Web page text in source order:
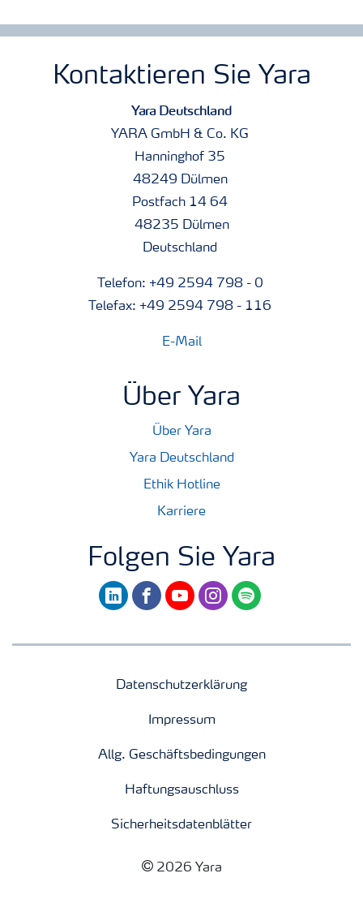
Kontaktieren Sie Yara
Yara Deutschland
YARA GmbH & Co. KG
Hanninghof 35
48249 Dülmen
Postfach 14 64
48235 Dülmen
Deutschland
Telefon: +49 2594 798 - 0
Telefax: +49 2594 798 - 116
E-Mail
Über Yara
Über Yara
Yara Deutschland
Ethik Hotline
Karriere
Folgen Sie Yara
linkedinfacebookyoutubeinstagram
spotify
Datenschutzerklärung
Impressum
Allg. Geschäftsbedingungen
Haftungsauschluss
Sicherheitsdatenblätter
2026 Yara